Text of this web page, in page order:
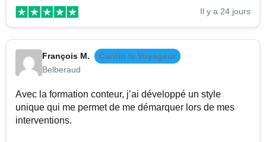
Il y a 24 jours
François M.
Cantin le Voyageur
Belberaud
Avec la formation conteur, j’ai développé un style
unique qui me permet de me démarquer lors de mes
interventions.